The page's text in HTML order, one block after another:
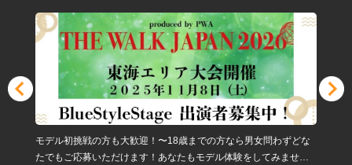
モデル初挑戦の方も大歓迎！〜18歳までの方なら男女問わずどな
たでもご応募いただけます！あなたもモデル体験をしてみません